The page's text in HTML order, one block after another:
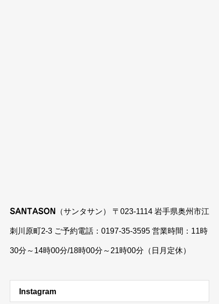
SANTASON （サンタサン） 〒023-1114 岩手県奥州市江
刺川原町2-3 ご予約電話：0197-35-3595 営業時間：11時
30分～14時00分/18時00分～21時00分（日月定休）
Instagram